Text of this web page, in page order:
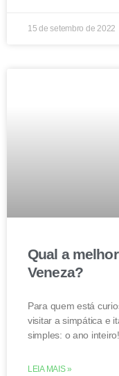
15 de setembro de 2022
Qual a
Veneza?
Para quem está
visitar a simpática e
simples: o ano
LEIA MAIS »